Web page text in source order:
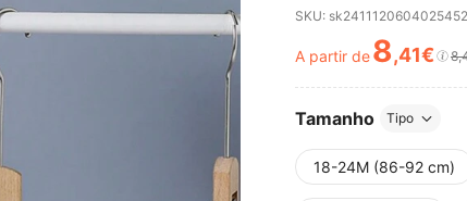
SKU: sk2411120604025452
PRICE
A partir de8,41€
Tamanho Tipo
18-24M (86-92 cm)